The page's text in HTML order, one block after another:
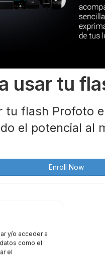
y/o acceder a
como el
el
usar tu
tu flash Profoto
el potencial al
Enroll Now